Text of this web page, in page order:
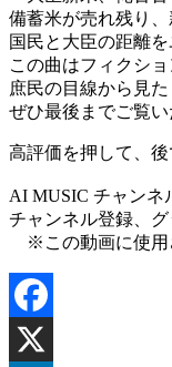
備蓄米が売れ残り、
国民と大臣の距離
この曲はフィクシ
庶民の目線から見
ぜひ最後までご覧
高評価を押して、
AI MUSIC チャンネ
チャンネル登録、
※この動画に使用